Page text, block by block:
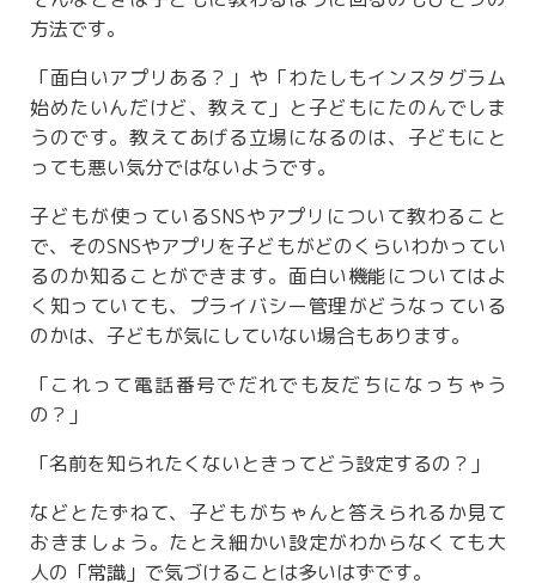
方法です。
「面白いアプリある？」や「わたしもインスタグラム
始めたいんだけど、教えて」と子どもにたのんでしま
うのです。教えてあげる立場になるのは、子どもにと
っても悪い気分ではないようです。
子どもが使っているSNSやアプリについて教わること
で、そのSNSやアプリを子どもがどのくらいわかってい
るのか知ることができます。面白い機能についてはよ
く知っていても、プライバシー管理がどうなっている
のかは、子どもが気にしていない場合もあります。
「これって電話番号でだれでも友だちになっちゃう
の？」
「名前を知られたくないときってどう設定するの？」
などとたずねて、子どもがちゃんと答えられるか見て
おきましょう。たとえ細かい設定がわからなくても大
人の「常識」で気づけることは多いはずです。